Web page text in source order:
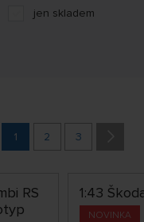
jen skladem
1 2 3
RS
1:43
NOVINKA